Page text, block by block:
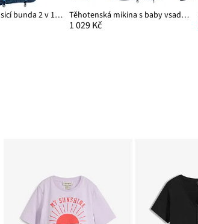
Těhotenská a nosicí bunda 2 v 1, z pleteného flísu Těhotenská mikina s baby vsadkou
1 029 Kč